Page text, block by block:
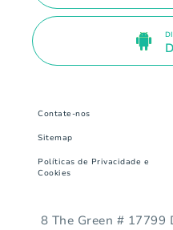
Contate-nos
Sitemap
Políticas de Privacidade e
Cookies
8 The Green # 17799